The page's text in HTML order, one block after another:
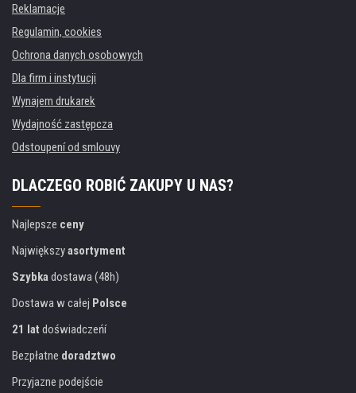
Reklamacje
Regulamin, cookies
Ochrona danych osobowych
Dla firm i instytucji
Wynajem drukarek
Wydajność zastępcza
Odstoupení od smlouvy
DLACZEGO ROBIĆ ZAKUPY U NAS?
Najlepsze ceny
Największyasortyment
Szybkadostawa (48h)
Dostawa w całej Polsce
21 lat doświadczeńí
Bezpłatne doradztwo
Przyjazne podejście